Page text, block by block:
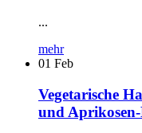
...
mehr
01 Feb
Vegetarische
und